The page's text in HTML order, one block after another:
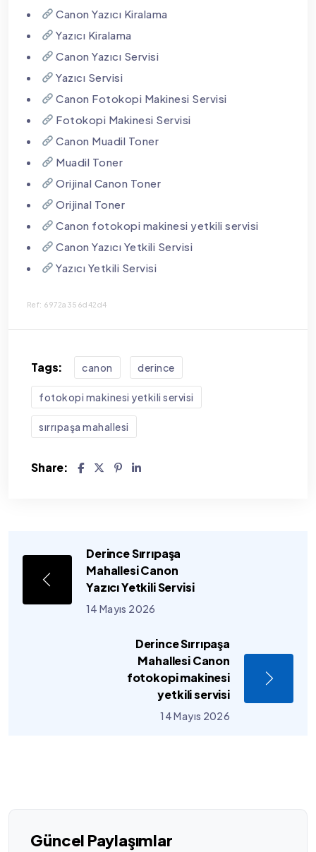
Canon Yazıcı Kiralama
Yazıcı Kiralama
Canon Yazıcı Servisi
Yazıcı Servisi
Canon Fotokopi Makinesi Servisi
Fotokopi Makinesi Servisi
Canon Muadil Toner
Muadil Toner
Orijinal Canon Toner
Orijinal Toner
Canon fotokopi makinesi yetkili servisi
Canon Yazıcı Yetkili Servisi
Yazıcı Yetkili Servisi
Ref: 6972a356d42d4
Tags: canon derince
fotokopi makinesi yetkili servisi
sırrıpaşa mahallesi
Share:
Derince Sırrıpaşa
Mahallesi Canon
Yazıcı Yetkili Servisi
14 Mayıs 2026
Derince Sırrıpaşa
Mahallesi Canon
fotokopi makinesi
yetkili servisi
14 Mayıs 2026
Güncel Paylaşımlar